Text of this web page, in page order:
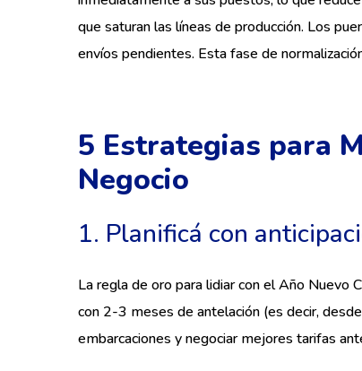
que saturan las líneas de producción. Los
envíos pendientes. Esta fase de
5 Estrategias para
Negocio
1. Planificá con
La regla de oro para lidiar con el Año Nuevo
con 2-3 meses de antelación (es decir,
embarcaciones y negociar mejores tarifas